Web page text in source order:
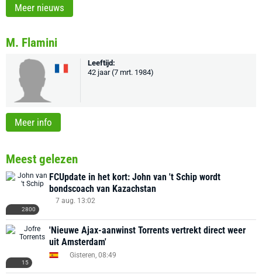
Meer nieuws
M. Flamini
Leeftijd:
42 jaar (7 mrt. 1984)
Meer info
Meest gelezen
2800
FCUpdate in het kort: John van 't Schip wordt
bondscoach van Kazachstan
7 aug. 13:02
15
'Nieuwe Ajax-aanwinst Torrents vertrekt direct weer
uit Amsterdam'
Gisteren, 08:49